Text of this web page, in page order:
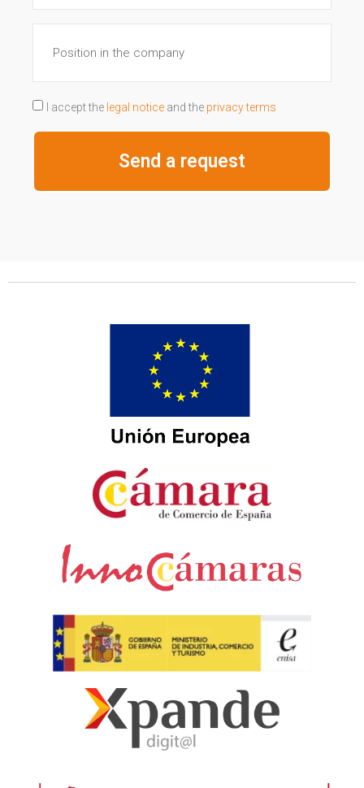
I accept the legal notice and the privacy terms
Send a request